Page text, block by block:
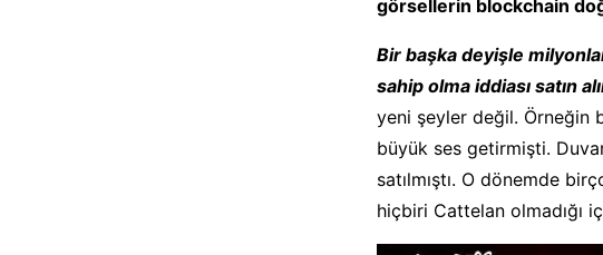
görsellerin blockchain
Bir başka deyişle
sahip olma iddiası satın
yeni şeyler değil. Örneğin
büyük ses getirmişti.
satılmıştı. O dönemde
hiçbiri Cattelan olmadığı